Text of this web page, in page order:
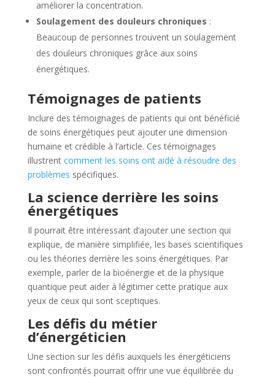
améliorer la concentration.
Soulagement des douleurs chroniques :
Beaucoup de personnes trouvent un soulagement
des douleurs chroniques grâce aux soins
énergétiques.
Témoignages de patients
Inclure des témoignages de patients qui ont bénéficié
de soins énergétiques peut ajouter une dimension
humaine et crédible à l’article. Ces témoignages
illustrent comment les soins ont aidé à résoudre des
problèmes spécifiques.
La science derrière les soins
énergétiques
Il pourrait être intéressant d’ajouter une section qui
explique, de manière simplifiée, les bases scientifiques
ou les théories derrière les soins énergétiques. Par
exemple, parler de la bioénergie et de la physique
quantique peut aider à légitimer cette pratique aux
yeux de ceux qui sont sceptiques.
Les défis du métier
d’énergéticien
Une section sur les défis auxquels les énergéticiens
sont confrontés pourrait offrir une vue équilibrée du